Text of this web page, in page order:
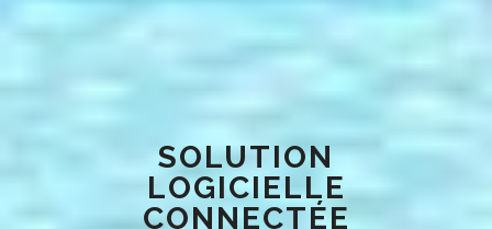
SOLUTION
LOGICIELLE
CONNECTÉE